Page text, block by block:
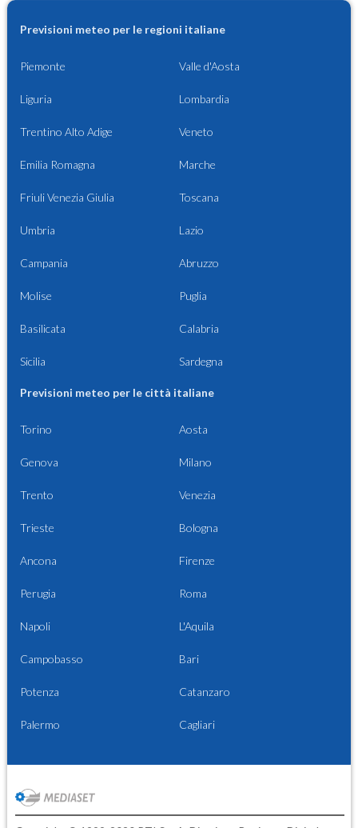
Previsioni meteo per le regioni italiane
Piemonte Valle d'Aosta
Liguria Lombardia
Trentino Alto Adige Veneto
Emilia Romagna Marche
Friuli Venezia Giulia Toscana
Umbria Lazio
Campania Abruzzo
Molise Puglia
Basilicata Calabria
Sicilia Sardegna
Previsioni meteo per le città italiane
Torino Aosta
Genova Milano
Trento Venezia
Trieste Bologna
Ancona Firenze
Perugia Roma
Napoli L'Aquila
Campobasso Bari
Potenza Catanzaro
Palermo Cagliari